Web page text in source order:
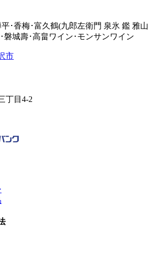
･香梅･富久鶴(九郎左衛門 泉氷 鑑 雅山
磐城壽･高畠ワイン･モンサンワイン
市
丁目4-2